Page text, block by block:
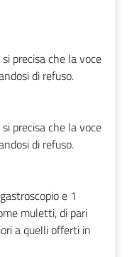
precisa che la voce
di refuso.
precisa che la voce
di refuso.
e 1
muletti, di pari
a quelli offerti in